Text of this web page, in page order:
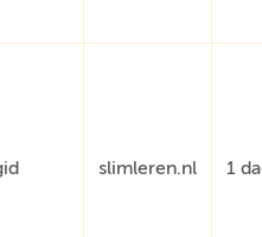
slimleren.nl 1